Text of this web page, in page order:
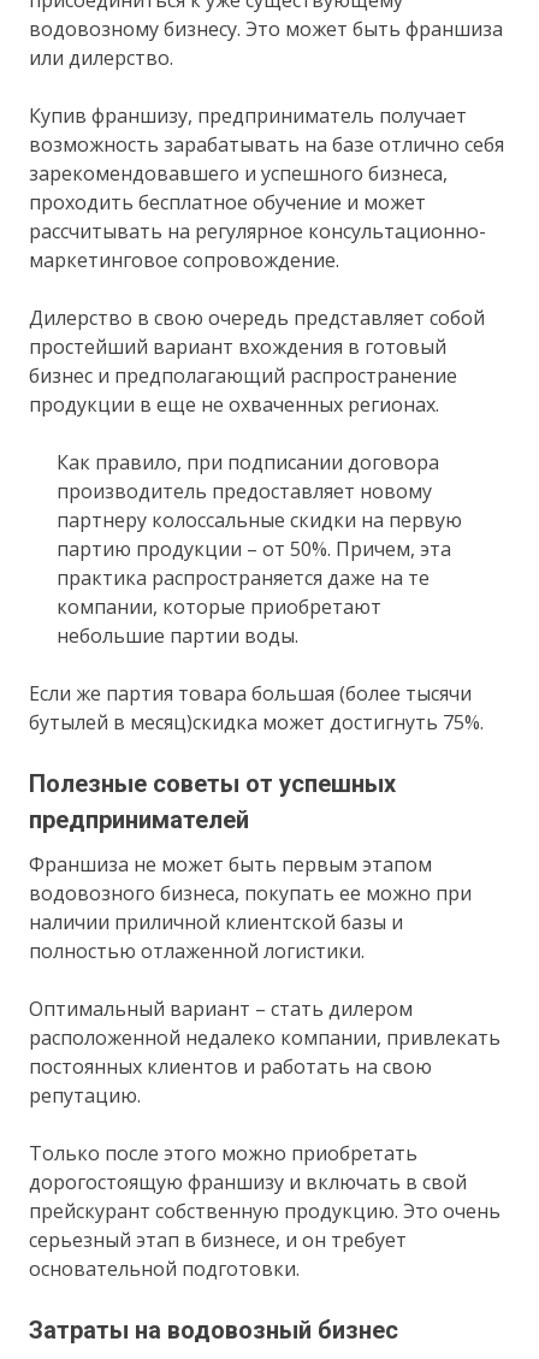
водовозному бизнесу. Это может быть франшиза
или дилерство.
Купив франшизу, предприниматель получает
возможность зарабатывать на базе отлично себя
зарекомендовавшего и успешного бизнеса,
проходить бесплатное обучение и может
рассчитывать на регулярное консультационно-
маркетинговое сопровождение.
Дилерство в свою очередь представляет собой
простейший вариант вхождения в готовый
бизнес и предполагающий распространение
продукции в еще не охваченных регионах.
Как правило, при подписании договора
производитель предоставляет новому
партнеру колоссальные скидки на первую
партию продукции – от 50%. Причем, эта
практика распространяется даже на те
компании, которые приобретают
небольшие партии воды.
Если же партия товара большая (более тысячи
бутылей в месяц)скидка может достигнуть 75%.
Полезные советы от успешных
предпринимателей
Франшиза не может быть первым этапом
водовозного бизнеса, покупать ее можно при
наличии приличной клиентской базы и
полностью отлаженной логистики.
Оптимальный вариант – стать дилером
расположенной недалеко компании, привлекать
постоянных клиентов и работать на свою
репутацию.
Только после этого можно приобретать
дорогостоящую франшизу и включать в свой
прейскурант собственную продукцию. Это очень
серьезный этап в бизнесе, и он требует
основательной подготовки.
Затраты на водовозный бизнес